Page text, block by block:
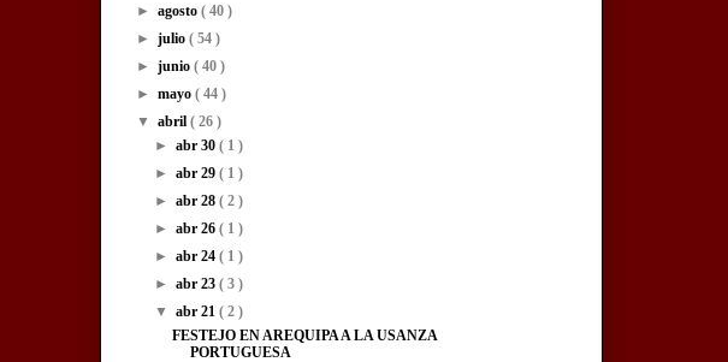
►agosto( 40 )
►julio( 54 )
►junio( 40 )
►mayo( 44 )
▼abril( 26 )
► abr 30 ( 1 )
► abr 29 ( 1 )
► abr 28 ( 2 )
► abr 26 ( 1 )
► abr 24 ( 1 )
► abr 23 ( 3 )
▼ abr 21 ( 2 )
FESTEJO EN AREQUIPA A LA USANZA
PORTUGUESA